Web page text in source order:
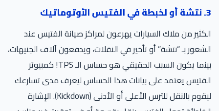
3. نتشة أو لخبطة في الفتيس الأوتوماتيك
الكثير من ملاك السيارات يهرعون لمراكز صيانة الفتيس عند
الشعور بـ “نتشة” أو تأخير في النقلات، ويدفعون آلاف الجنيهات،
بينما يكون السبب الحقيقي هو حساس الـ TPS! كمبيوتر
الفتيس يعتمد على بيانات هذا الحساس ليعرف مدى تسارعك
ليقوم بالنقل للترس الأعلى أو الأدنى (Kickdown). الإشارة